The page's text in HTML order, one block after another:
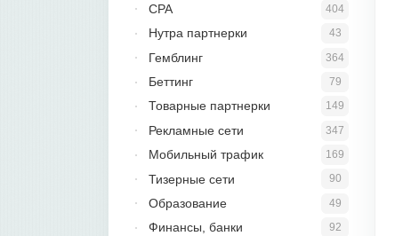
404
CPA
43
Нутра партнерки
364
Гемблинг
79
Беттинг
149
Товарные партнерки
347
Рекламные сети
169
Мобильный трафик
90
Тизерные сети
49
Образование
92
Финансы, банки